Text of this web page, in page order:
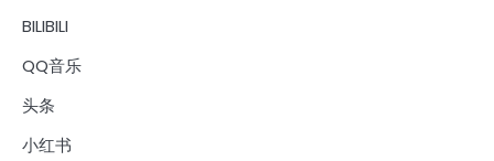
BILIBILI
QQ音乐
头条
小红书